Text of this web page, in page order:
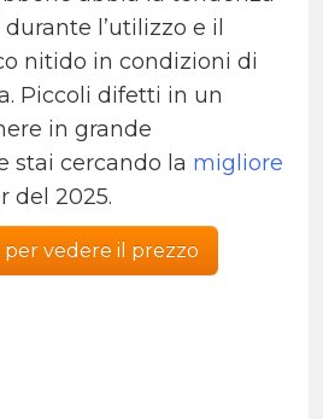
l’utilizzo e il
nitido in condizioni di
Piccoli difetti in un
in grande
stai cercando la migliore
del 2025.
per vedere il prezzo